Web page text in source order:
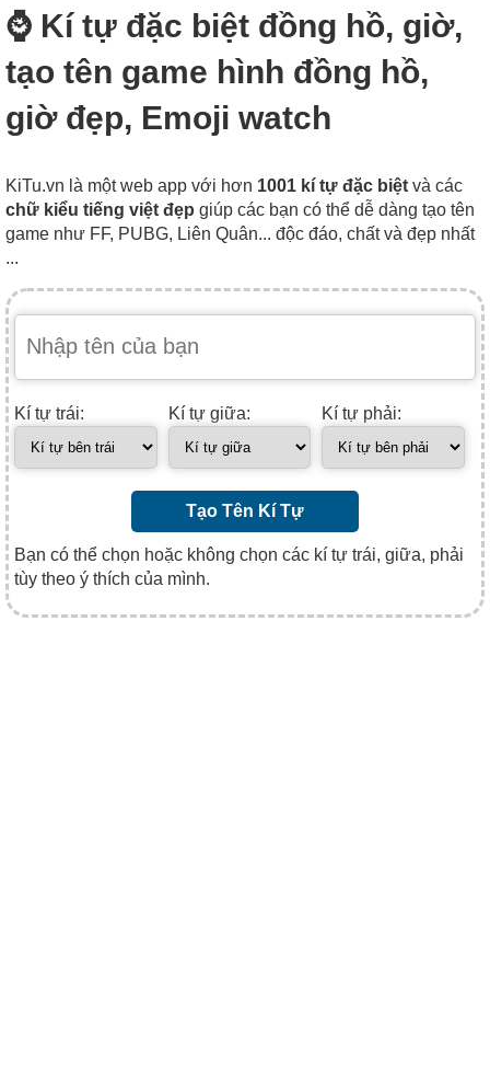
⌚ Kí tự đặc biệt đồng hồ, giờ,
tạo tên game hình đồng hồ,
giờ đẹp, Emoji watch
KiTu.vn là một web app với hơn 1001 kí tự đặc biệt và các
chữ kiểu tiếng việt đẹp giúp các bạn có thể dễ dàng tạo tên
game như FF, PUBG, Liên Quân... độc đáo, chất và đẹp nhất
...
Kí tự trái: Kí tự giữa: Kí tự phải:
Tạo Tên Kí Tự
Bạn có thể chọn hoặc không chọn các kí tự trái, giữa, phải
tùy theo ý thích của mình.